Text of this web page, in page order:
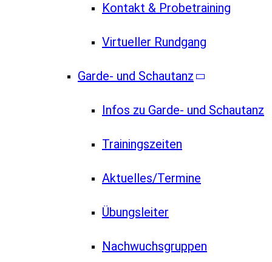
Kontakt & Probetraining
Virtueller Rundgang
Garde- und Schautanz
Infos zu Garde- und Schautanz
Trainingszeiten
Aktuelles/Termine
Übungsleiter
Nachwuchsgruppen